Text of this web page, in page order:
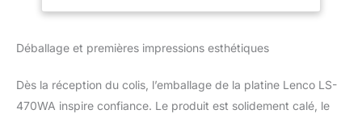
BLUETOOTH 5.0
musique sans fil –
connectez votre
Déballage et premières impressions esthétiques
Dès la réception du colis, l’emballage de la platine Lenco LS-
470WA inspire confiance. Le produit est solidement calé, le